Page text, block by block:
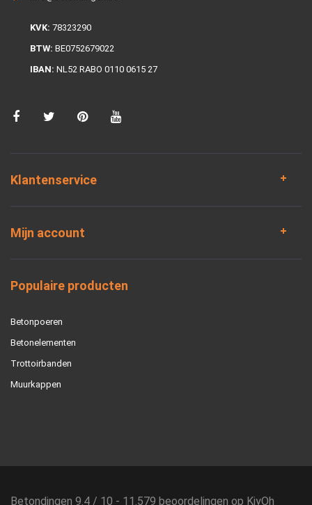
KVK: 78323290
BTW: BE0752679022
IBAN: NL52 RABO 0110 0615 27
Klantenservice
Mijn account
Populaire producten
Betonpoeren
Betonelementen
Trottoirbanden
Muurkappen
Betondingen 9.4 / 10 - 11.579 beoordelingen op KiyOh